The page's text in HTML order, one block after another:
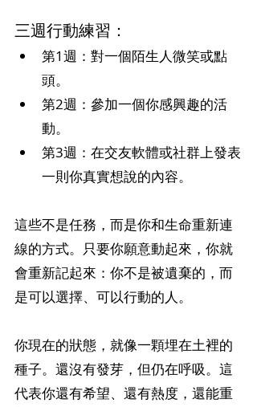
三週行動練習：
第1週：對一個陌生人微笑或點
頭。
第2週：參加一個你感興趣的活
動。
第3週：在交友軟體或社群上發表
一則你真實想說的內容。
這些不是任務，而是你和生命重新連
線的方式。只要你願意動起來，你就
會重新記起來：你不是被遺棄的，而
是可以選擇、可以行動的人。
你現在的狀態，就像一顆埋在土裡的
種子。還沒有發芽，但仍在呼吸。這
代表你還有希望、還有熱度，還能重